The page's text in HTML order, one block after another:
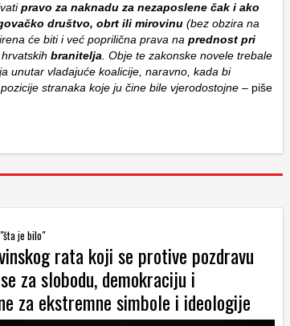
pravo za naknadu za nezaposlene čak i ako
društvo, obrt ili mirovinu (bez obzira na
će biti i već poprilična prava na prednost pri
hrvatskih branitelja . Obje te zakonske novele trebale
unutar vladajuće koalicije, naravno, kada bi
stranaka koje ju čine bile vjerodostojne – piše
je bilo"
rata koji se protive pozdravu
za slobodu, demokraciju i
za ekstremne simbole i ideologije